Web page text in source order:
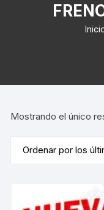
Mostrando el único